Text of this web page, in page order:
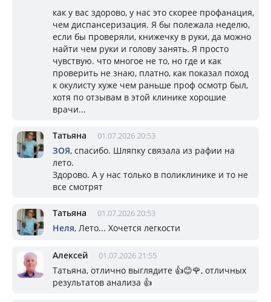
как у вас здорово, у нас это скорее профанация,
чем диспансеризация. Я бы полежала неделю,
если бы проверяли, книжечку в руки, да можно
найти чем руки и голову занять. Я просто
чувствую. что многое не то, но где и как
проверить не знаю, платно, как показал поход
к окулисту хуже чем раньше проф осмотр был,
хотя по отзывам в этой клинике хорошие
врачи...
Татьяна 01.07.2026 20:53
ЗОЯ, спасибо. Шляпку связала из рафии на
лето.
Здорово. А у нас только в поликлинике и то не
все смотрят
Татьяна 01.07.2026 20:53
Неля, Лето... Хочется легкости
Алексей 01.07.2026 21:55
Татьяна, отлично выглядите 👍😊🌹, отличных
результатов анализа 👍